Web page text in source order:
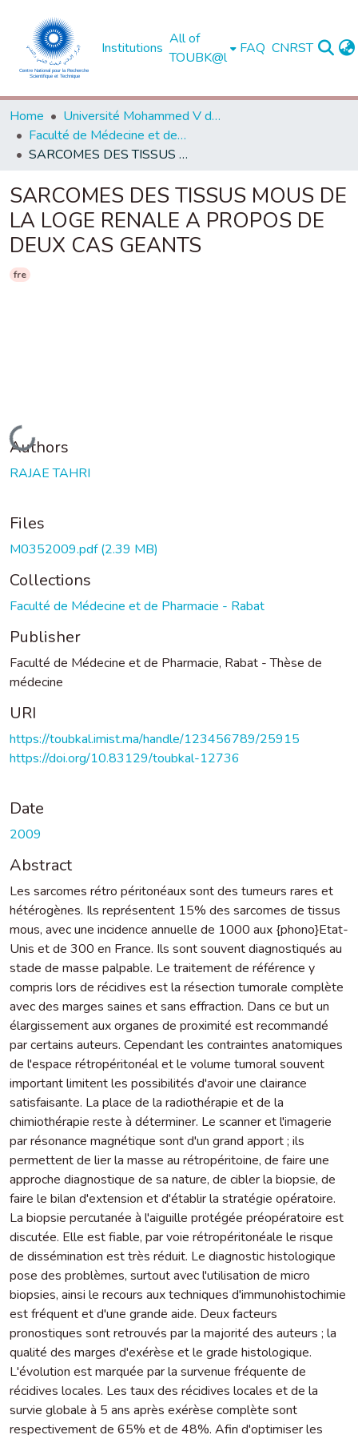
Institutions
All of
TOUBK@l
FAQ CNRST
Home
Université Mohammed V de Rabat
Faculté de Médecine et de Pharmacie - Rabat
SARCOMES DES TISSUS MOUS DE LA LOGE RENALE A PROPOS DE DEUX CAS GEANTS
SARCOMES DES TISSUS MOUS DE
LA LOGE RENALE A PROPOS DE
DEUX CAS GEANTS
fre
Loading...
Authors
RAJAE TAHRI
Files
M0352009.pdf(2.39 MB)
Collections
Faculté de Médecine et de Pharmacie - Rabat
Publisher
Faculté de Médecine et de Pharmacie, Rabat - Thèse de
médecine
URI
https://toubkal.imist.ma/handle/123456789/25915
https://doi.org/10.83129/toubkal-12736
Date
2009
Abstract
Les sarcomes rétro péritonéaux sont des tumeurs rares et
hétérogènes. Ils représentent 15% des sarcomes de tissus
mous, avec une incidence annuelle de 1000 aux {phono}Etat-
Unis et de 300 en France. Ils sont souvent diagnostiqués au
stade de masse palpable. Le traitement de référence y
compris lors de récidives est la résection tumorale complète
avec des marges saines et sans effraction. Dans ce but un
élargissement aux organes de proximité est recommandé
par certains auteurs. Cependant les contraintes anatomiques
de l'espace rétropéritonéal et le volume tumoral souvent
important limitent les possibilités d'avoir une clairance
satisfaisante. La place de la radiothérapie et de la
chimiothérapie reste à déterminer. Le scanner et l'imagerie
par résonance magnétique sont d'un grand apport ; ils
permettent de lier la masse au rétropéritoine, de faire une
approche diagnostique de sa nature, de cibler la biopsie, de
faire le bilan d'extension et d'établir la stratégie opératoire.
La biopsie percutanée à l'aiguille protégée préopératoire est
discutée. Elle est fiable, par voie rétropéritonéale le risque
de dissémination est très réduit. Le diagnostic histologique
pose des problèmes, surtout avec l'utilisation de micro
biopsies, ainsi le recours aux techniques d'immunohistochimie
est fréquent et d'une grande aide. Deux facteurs
pronostiques sont retrouvés par la majorité des auteurs ; la
qualité des marges d'exérèse et le grade histologique.
L'évolution est marquée par la survenue fréquente de
récidives locales. Les taux des récidives locales et de la
survie globale à 5 ans après exérèse complète sont
respectivement de 65% et de 48%. Afin d'optimiser les